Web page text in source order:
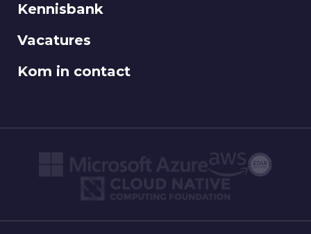
Kennisbank
Vacatures
Kom in contact